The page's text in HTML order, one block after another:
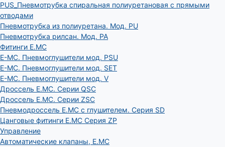
PUS_Пневмотрубка спиральная полиуретановая с прямыми
отводами
Пневмотрубка из полиуретана. Мод. РU
Пневмотрубка рилсан. Мод. PA
Фитинги E.MC
E-MC. Пневмоглушители мод. PSU
E-MC. Пневмоглушители мод. SET
E-MC. Пневмоглушители мод. V
Дроссель E.MC. Серии QSC
Дроссель E.MC. Серии ZSC
Пневмодроссель E.MC с глушителем. Серия SD
Цанговые фитинги E.MC Серия ZP
Управление
Автоматические клапаны, Е.МС